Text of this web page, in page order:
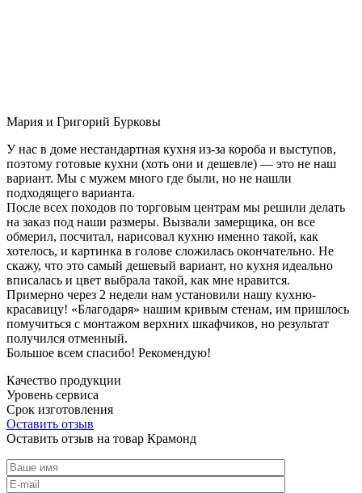
Мария и Григорий Бурковы
У нас в доме нестандартная кухня из-за короба и выступов,
поэтому готовые кухни (хоть они и дешевле) — это не наш
вариант. Мы с мужем много где были, но не нашли
подходящего варианта.
После всех походов по торговым центрам мы решили делать
на заказ под наши размеры. Вызвали замерщика, он все
обмерил, посчитал, нарисовал кухню именно такой, как
хотелось, и картинка в голове сложилась окончательно. Не
скажу, что это самый дешевый вариант, но кухня идеально
вписалась и цвет выбрала такой, как мне нравится.
Примерно через 2 недели нам установили нашу кухню-
красавицу! «Благодаря» нашим кривым стенам, им пришлось
помучиться с монтажом верхних шкафчиков, но результат
получился отменный.
Большое всем спасибо! Рекомендую!
Качество продукции
Уровень сервиса
Срок изготовления
Оставить отзыв
Оставить отзыв на товар Крамонд